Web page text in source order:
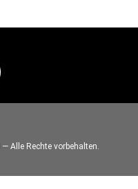
— Alle Rechte vorbehalten.